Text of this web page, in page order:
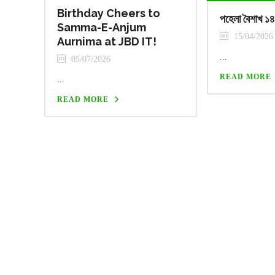
Birthday Cheers to
Samma-E-Anjum
Aurnima at JBD IT!
05/07/2026
...
READ MORE
পহেলা বৈশাখ
15/04/2026
...
READ MORE